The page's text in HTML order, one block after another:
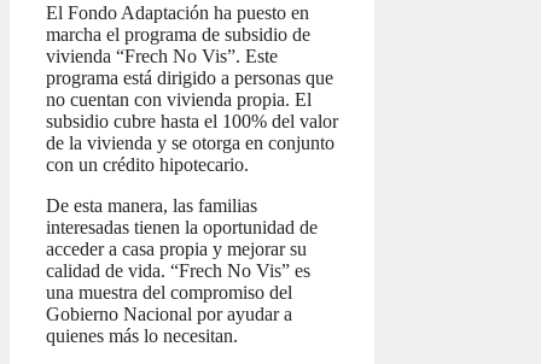
El Fondo Adaptación ha puesto en
marcha el programa de subsidio de
vivienda “Frech No Vis”. Este
programa está dirigido a personas que
no cuentan con vivienda propia. El
subsidio cubre hasta el 100% del valor
de la vivienda y se otorga en conjunto
con un crédito hipotecario.
De esta manera, las familias
interesadas tienen la oportunidad de
acceder a casa propia y mejorar su
calidad de vida. “Frech No Vis” es
una muestra del compromiso del
Gobierno Nacional por ayudar a
quienes más lo necesitan.